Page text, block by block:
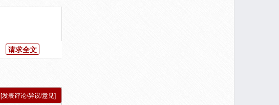
请求全文
[发表评论/异议/意见]